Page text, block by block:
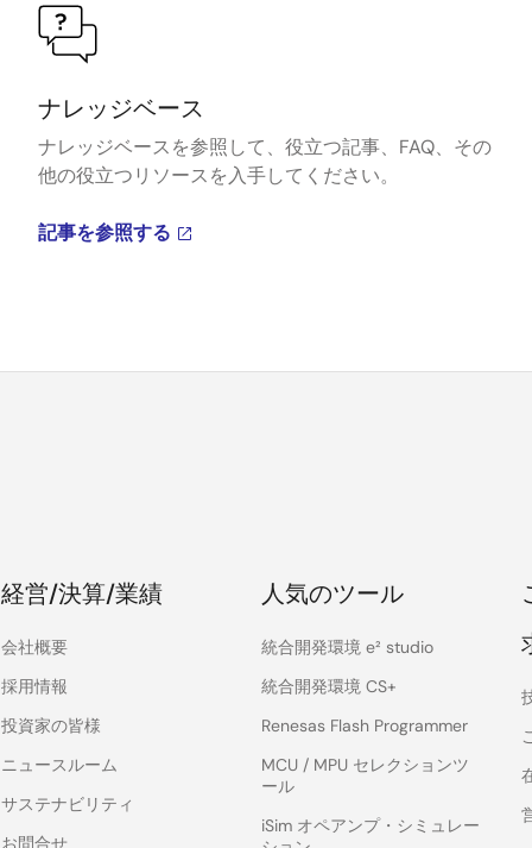
ナレッジベース
ナレッジベースを参照して、役立つ記事、FAQ、その
他の役立つリソースを入手してください。
記事を参照する
経営/決算/業績
会社概要
採用情報
投資家の皆様
ニュースルーム
サステナビリティ
お問合せ
人気のツール
統合開発環境 e² studio
統合開発環境 CS+
Renesas Flash Programmer
MCU / MPU セレクションツ
ール
iSim オペアンプ・シミュレー